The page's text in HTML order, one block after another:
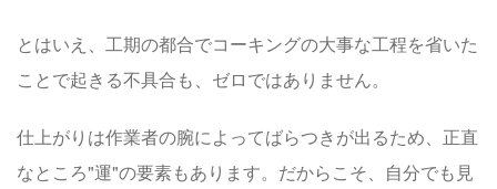
とはいえ、工期の都合でコーキングの大事な工程を省いた
ことで起きる不具合も、ゼロではありません。
仕上がりは作業者の腕によってばらつきが出るため、正直
なところ"運"の要素もあります。だからこそ、自分でも見